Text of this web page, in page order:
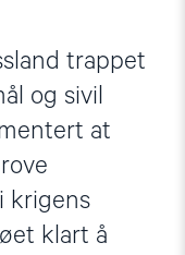
trappet
og sivil
at
krigens
klart å